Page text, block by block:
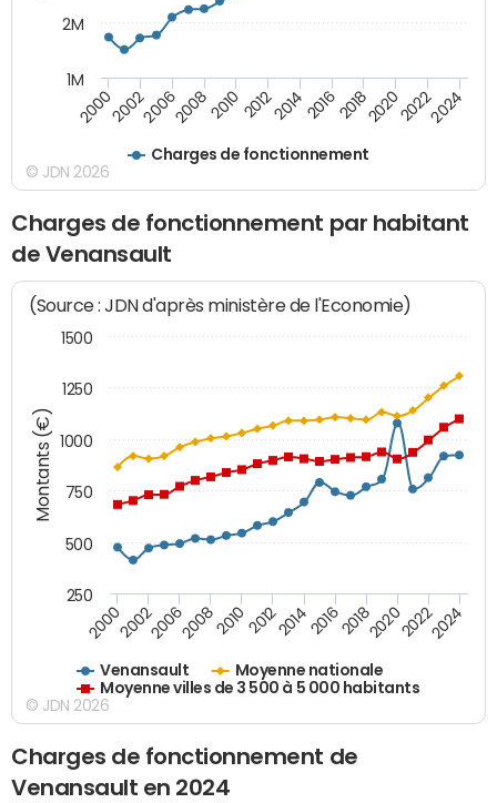
Charges de fonctionnement
20002002200620082010 2012201420162018202020222024
1M
2M
© JDN 2026
Charges de fonctionnement par habitant
de Venansault
Montants (€)
(Source : JDN d'après ministère de l'Economie)
Venansault
Moyenne nationale
Moyenne villes de 3 500 à 5 000 habitants
200020022006200820102012201420162018202020222024
250
500
750
1000
1250
1500
© JDN 2026
Charges de fonctionnement de
Venansault en 2024